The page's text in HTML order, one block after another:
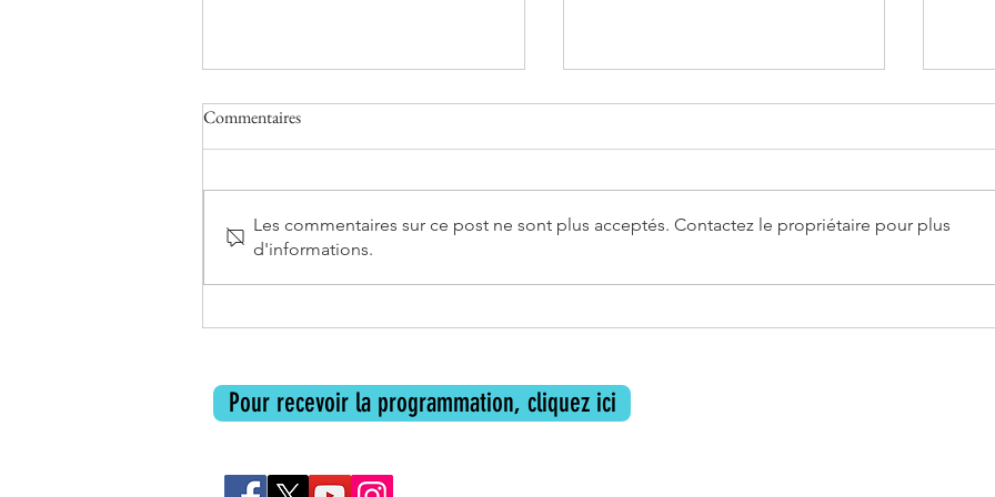
Librairie Mots & Cie à
Librairies L'Attrape-Coeurs à Paris
Commentaires
Les commentaires sur ce post ne sont plus acceptés. Contactez le propriétaire pour plus
d'informations.
Pour recevoir la programmation, cliquez ici